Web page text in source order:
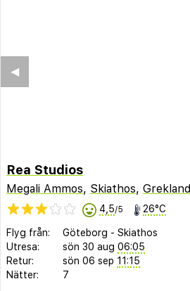
◀︎
Rea Studios
Megali Ammos, Skiathos, Grekland
4,5/5 26°C
Flyg från: Göteborg - Skiathos
Utresa:
sön 30 aug 06:05
Retur:
sön 06 sep 11:15
Nätter:
7